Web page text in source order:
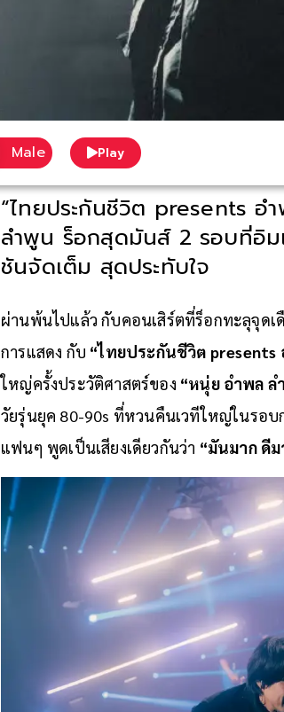
Play
“ไทยประกันชีวิต presents อ
ลำพูน ร็อกสุดมันส์ 2 รอบที่อิ
ชันจัดเต็ม สุดประทับใจ
ผ่านพ้นไปแล้ว กับคอนเสิร์ตที่ร็อกทะลุจุด
การแสดง กับ “ไทยประกันชีวิต presents
ใหญ่ครั้งประวัติศาสตร์ของ “หนุ่ย อำพล ล
วัยรุ่นยุค 80-90s ที่หวนคืนเวทีใหญ่ในรอบ
แฟนๆ พูดเป็นเสียงเดียวกันว่า “มันมาก ดี